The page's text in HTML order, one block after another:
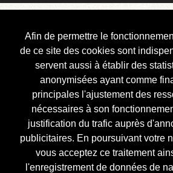
Afin de permettre le
de ce site des cookies sont
servent aussi à établir des
anonymisées ayant comme
principales l'ajustement des
nécessaires à son
justification du trafic auprès
publicitaires. En poursuivant votre
vous acceptez ce traitement
l'enregistrement de données de
Courbis, « LE »
Blog Officiel
Bienvenue
Réalisations
Divers (et d’été)
Annonces